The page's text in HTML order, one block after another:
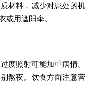
材料，减少对患处的机
或用遮阳伞。
度照射可能加重病情。
熬夜。饮食方面注意营